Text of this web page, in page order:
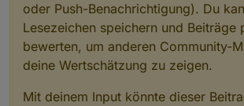
oder Push-Benachrichtigung). Du
Lesezeichen speichern und Beiträge
bewerten, um anderen Community-
deine Wertschätzung zu zeigen.
Mit deinem Input könnte dieser